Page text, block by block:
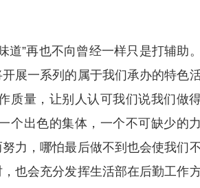
”再也不向曾经一样只是打辅助。
展一系列的属于我们承办的特色
质量，让别人认可我们说我们做
个出色的集体，一个不可缺少的力
力，哪怕最后做不到也会使我们
也会充分发挥生活部在后勤工作